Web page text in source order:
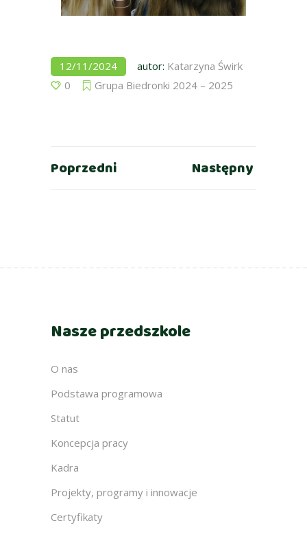
12/11/2024 autor: Katarzyna Świrk
0
Grupa Biedronki 2024 – 2025
Poprzedni Następny
Nasze przedszkole
O nas
Podstawa programowa
Statut
Koncepcja pracy
Kadra
Projekty, programy i innowacje
Certyfikaty